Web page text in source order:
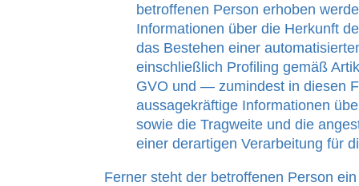
betroffenen Person erhoben
Informationen über die Herkunft
das Bestehen einer
einschließlich Profiling gemäß
GVO und — zumindest in diesen
aussagekräftige Informationen
sowie die Tragweite und die
einer derartigen Verarbeitung für
Ferner steht der betroffenen Person